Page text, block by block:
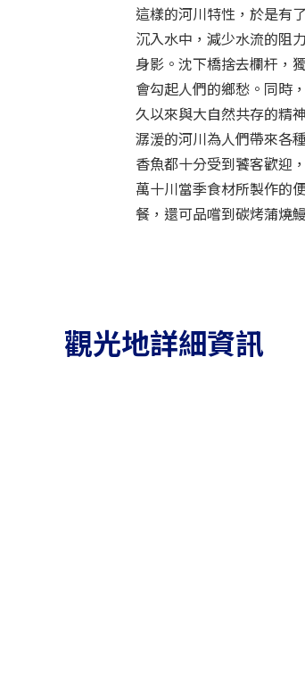
這樣的河川特性，於是有
沉入水中，減少水流的阻
身影。沈下橋捨去欄杆，
會勾起人們的鄉愁。同時
久以來與大自然共存的精
潺湲的河川為人們帶來各
香魚都十分受到饕客歡迎
萬十川當季食材所製作的
餐，還可品嚐到碳烤蒲燒
觀光地詳細資訊